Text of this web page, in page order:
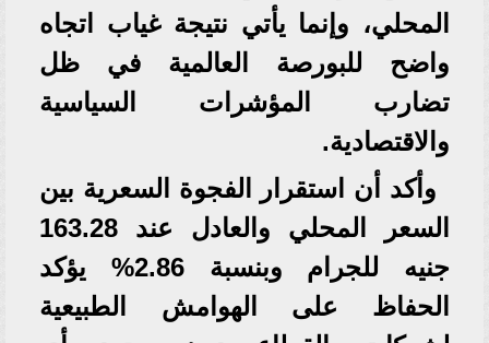
المحلي، وإنما يأتي نتيجة غياب اتجاه
واضح للبورصة العالمية في ظل
تضارب المؤشرات السياسية
والاقتصادية.
وأكد أن استقرار الفجوة السعرية بين
السعر المحلي والعادل عند 163.28
جنيه للجرام وبنسبة 2.86% يؤكد
الحفاظ على الهوامش الطبيعية